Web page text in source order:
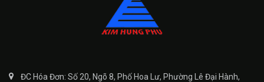
ĐC Hóa Đơn: Số 20, Ngõ 8, Phố Hoa Lư, Phường Lê Đại Hành,